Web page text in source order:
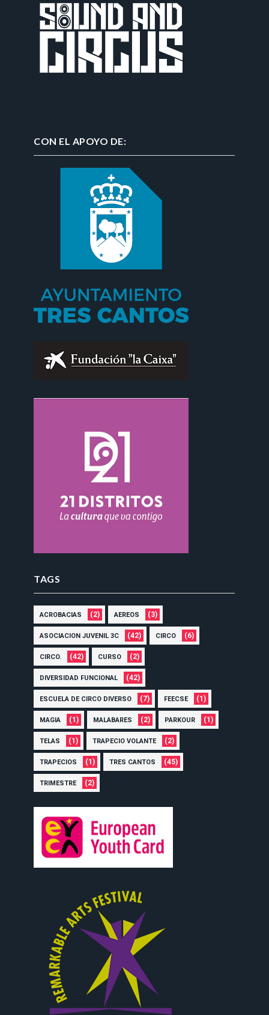
CON EL APOYO DE:
TAGS
ACROBACIAS (2) AEREOS (3)
ASOCIACION JUVENIL 3C (42) CIRCO (6)
CIRCO. (42) CURSO (2)
DIVERSIDAD FUNCIONAL (42)
ESCUELA DE CIRCO DIVERSO (7) FEECSE (1)
MAGIA (1) MALABARES (2) PARKOUR (1)
TELAS (1) TRAPECIO VOLANTE (2)
TRAPECIOS (1) TRES CANTOS (45)
TRIMESTRE (2)